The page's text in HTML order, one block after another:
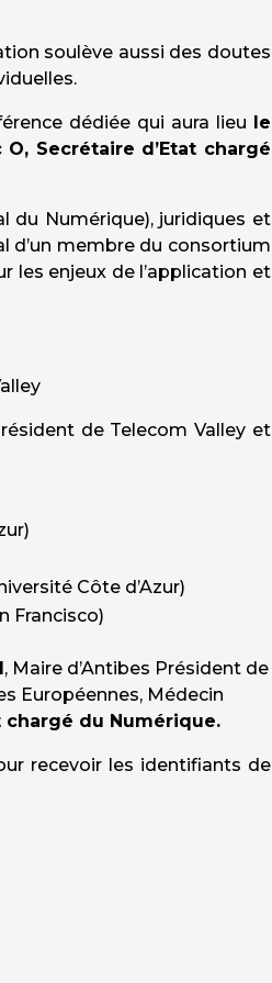
soulève aussi des doutes
dédiée qui aura lieu le
Secrétaire d’Etat chargé
du Numérique), juridiques et
d’un membre du consortium
les enjeux de l’application et
de Telecom Valley et
Côte d’Azur)
Francisco)
, Maire d’Antibes Président de
Européennes, Médecin
chargé du Numérique.
recevoir les identifiants de